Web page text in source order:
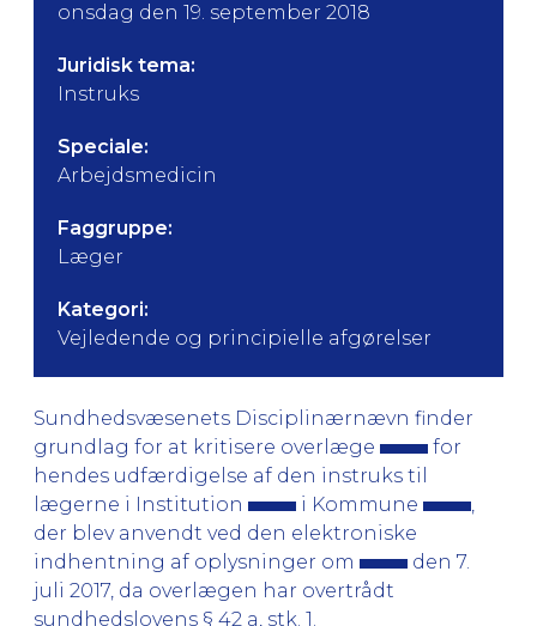
onsdag den 19. september 2018
Juridisk tema:
Instruks
Speciale:
Arbejdsmedicin
Faggruppe:
Læger
Kategori:
Vejledende og principielle afgørelser
Sundhedsvæsenets Disciplinærnævn finder
grundlag for at kritisere overlæge
for
hendes udfærdigelse af den instruks til
lægerne i Institution
i Kommune
der blev anvendt ved den elektroniske
indhentning af oplysninger om
den 7.
juli 2017, da overlægen har overtrådt
sundhedslovens § 42 a, stk. 1.